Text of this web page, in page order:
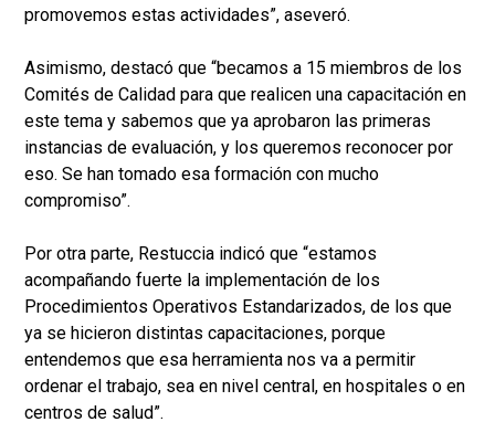
promovemos estas actividades”, aseveró.
Asimismo, destacó que “becamos a 15 miembros de los
Comités de Calidad para que realicen una capacitación en
este tema y sabemos que ya aprobaron las primeras
instancias de evaluación, y los queremos reconocer por
eso. Se han tomado esa formación con mucho
compromiso”.
Por otra parte, Restuccia indicó que “estamos
acompañando fuerte la implementación de los
Procedimientos Operativos Estandarizados, de los que
ya se hicieron distintas capacitaciones, porque
entendemos que esa herramienta nos va a permitir
ordenar el trabajo, sea en nivel central, en hospitales o en
centros de salud”.